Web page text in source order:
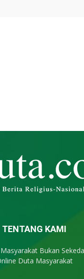
TENTANG KAMI
Bukan
Duta Masyarakat